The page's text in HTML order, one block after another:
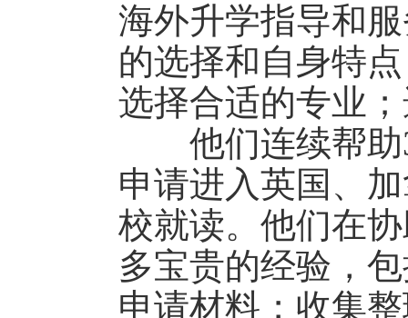
海外升学指导和
的选择和自身特
选择合适的专业
他们连续帮助3
申请进入英国、
校就读。他们在
多宝贵的经验，
申请材料；收集